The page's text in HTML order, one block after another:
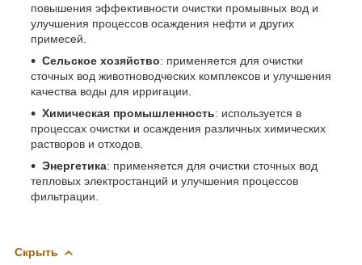
повышения эффективности очистки промывных вод и
улучшения процессов осаждения нефти и других
примесей.
Сельское хозяйство: применяется для очистки
сточных вод животноводческих комплексов и улучшения
качества воды для ирригации.
Химическая промышленность: используется в
процессах очистки и осаждения различных химических
растворов и отходов.
Энергетика: применяется для очистки сточных вод
тепловых электростанций и улучшения процессов
фильтрации.
Скрыть